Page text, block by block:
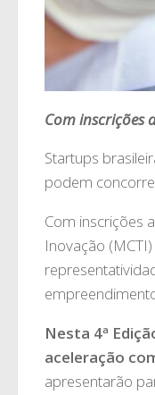
Com inscrições
Startups
podem
Com inscrições
Inovação
Nesta 4ª
aceleração
apresentarão